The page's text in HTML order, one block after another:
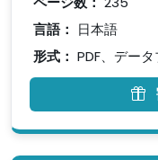
言語： 日本語
形式： PDF、デー